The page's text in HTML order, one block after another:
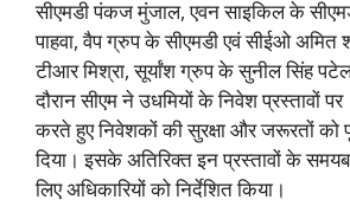
सीएमडी पंकज मुंजाल, एवन साइकिल के
पाहवा, वैप ग्रुप के सीएमडी एवं सीईओ अमित
टीआर मिश्रा, सूर्यांश ग्रुप के सुनील सिंह
दौरान सीएम ने उधमियों के निवेश प्रस्तावों
करते हुए निवेशकों की सुरक्षा और जरूरतों को
दिया। इसके अतिरिक्त इन प्रस्तावों के
लिए अधिकारियों को निर्देशित किया।